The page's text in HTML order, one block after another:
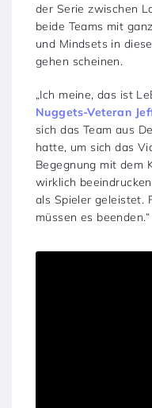
der Serie zwischen
beide Teams mit
und Mindsets in
gehen scheinen.
„Ich meine, das ist
Nuggets-Veteran
sich das Team aus
hatte, um sich das
Begegnung mit dem
wirklich
als Spieler geleistet.
müssen es beenden.“